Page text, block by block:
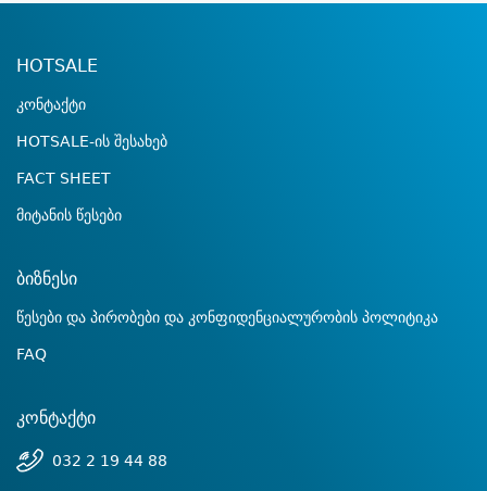
HOTSALE
კონტაქტი
HOTSALE-ის შესახებ
FACT SHEET
მიტანის წესები
ბიზნესი
წესები და პირობები და კონფიდენციალურობის პოლიტიკა
FAQ
კონტაქტი
032 2 19 44 88